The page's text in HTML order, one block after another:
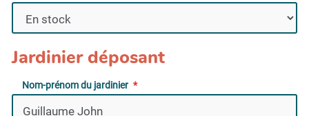
Jardinier déposant
Nom-prénom du jardinier